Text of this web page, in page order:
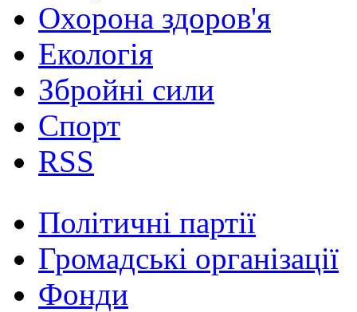
Охорона здоров'я
Екологія
Збройні сили
Спорт
RSS
Політичні партії
Громадські організації
Фонди